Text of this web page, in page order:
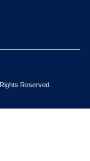
Reserved.